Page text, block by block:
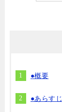
●概要
●あらすじ